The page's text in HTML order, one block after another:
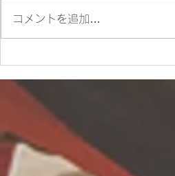
ES700ラリー仕様とES700の
違いをご紹介‼
コメントを追加…